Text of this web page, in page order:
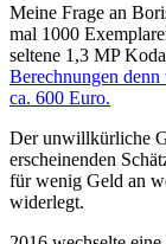
Meine Frage an
mal 1000
seltene 1,3 MP
Berechnungen
ca. 600 Euro.
Der unwillkürliche
erscheinenden
für wenig Geld an
widerlegt.